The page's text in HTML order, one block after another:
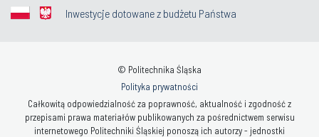
Inwestycje dotowane z budżetu Państwa
© Politechnika Śląska
Polityka prywatności
Całkowitą odpowiedzialność za poprawność, aktualność i zgodność z
przepisami prawa materiałów publikowanych za pośrednictwem serwisu
internetowego Politechniki Śląskiej ponoszą ich autorzy - jednostki